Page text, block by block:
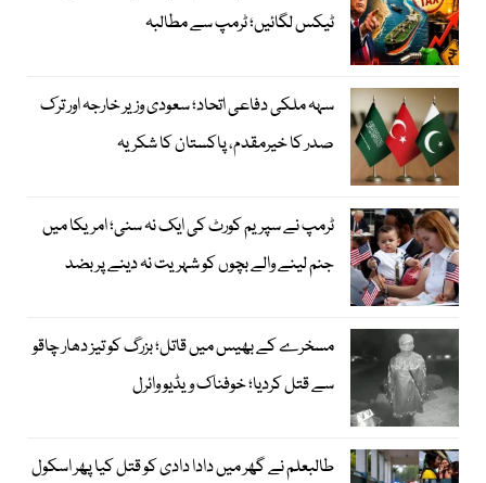
ٹیکس لگائیں؛ ٹرمپ سے مطالبہ
سہہ ملکی دفاعی اتحاد؛ سعودی وزیر خارجہ اور ترک
صدر کا خیرمقدم، پاکستان کا شکریہ
ٹرمپ نے سپریم کورٹ کی ایک نہ سنی؛ امریکا میں
جنم لینے والے بچوں کو شہریت نہ دینے پر بضد
مسخرے کے بھیس میں قاتل؛ بزرگ کو تیز دھار چاقو
سے قتل کردیا؛ خوفناک ویڈیو وائرل
طالبعلم نے گھر میں دادا دادی کو قتل کیا پھر اسکول